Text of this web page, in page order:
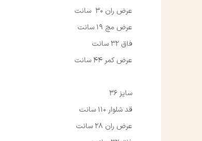
عرض ران 30 سانت
عرض مچ 19 سانت
فاق 32 سانت
عرض کمر 44 سانت
سایز 36
قد شلوار 110 سانت
عرض ران 28 سانت